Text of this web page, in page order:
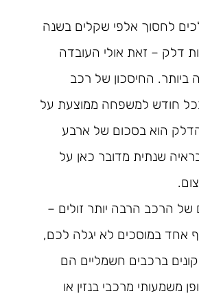
לחסוך אלפי שקלים בשנה
דלק – זאת אולי העובדה
ביותר. החיסכון של רכב
חודש למשפחה ממוצעת על
הוא בסכום של ארבע
שנתית מדובר כאן על
של הרכב הרבה יותר זולים –
אחד במוסכים לא יגלה לכם,
ברכבים חשמליים הם
משמעותי מרכבי בנזין או